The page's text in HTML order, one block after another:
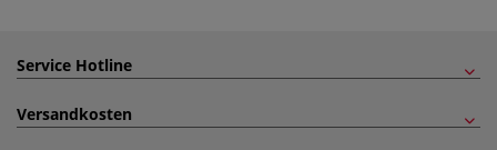
Service Hotline
Versandkosten